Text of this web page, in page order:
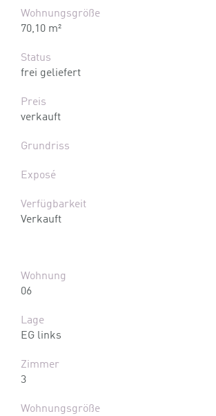
Wohnungsgröße
70,10 m²
Status
frei geliefert
Preis
verkauft
Grundriss
Exposé
Verfügbarkeit
Verkauft
Wohnung
06
Lage
EG links
Zimmer
3
Wohnungsgröße